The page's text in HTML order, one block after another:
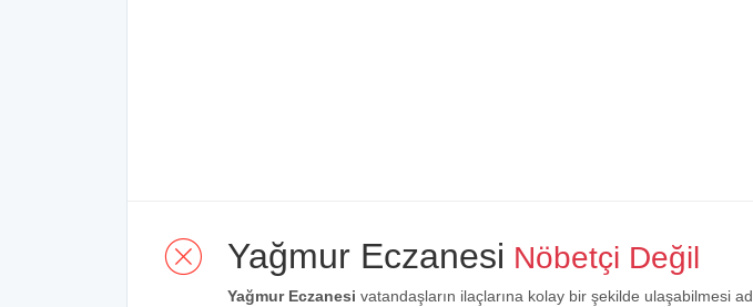
Yağmur Eczanesi Nöbetçi Değil
Yağmur Eczanesi vatandaşların ilaçlarına kolay bir şekilde ulaşabilmesi